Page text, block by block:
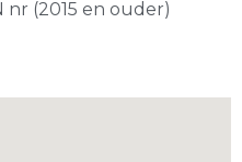
(2015 en ouder)